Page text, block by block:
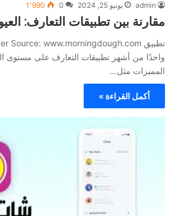
admin يونيو 25, 2024 0 1٬990
مقارنة بين تطبيقات التعارف:
واحدًا من أشهر تطبيقات التعارف على مستوى
المميزات مثل…
أكمل القراءة »